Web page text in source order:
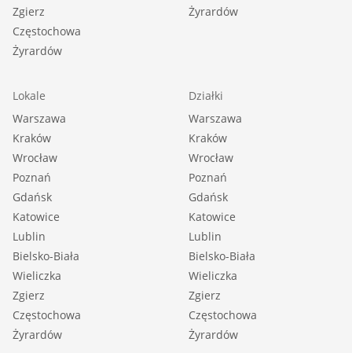
Zgierz
Częstochowa
Żyrardów
Żyrardów
Lokale
Warszawa
Kraków
Wrocław
Poznań
Gdańsk
Katowice
Lublin
Bielsko-Biała
Wieliczka
Zgierz
Częstochowa
Żyrardów
Działki
Warszawa
Kraków
Wrocław
Poznań
Gdańsk
Katowice
Lublin
Bielsko-Biała
Wieliczka
Zgierz
Częstochowa
Żyrardów